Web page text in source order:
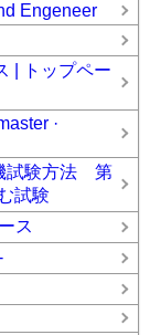
Engeneer
| トップペー
·
試験方法 第
試験
ス